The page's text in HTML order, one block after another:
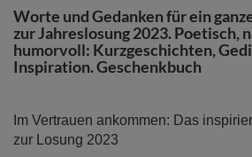
Worte und Gedanken für ein
zur Jahreslosung 2023. Poetisch,
humorvoll: Kurzgeschichten,
Inspiration. Geschenkbuch
Im Vertrauen ankommen: Das
zur Losung 2023
springen